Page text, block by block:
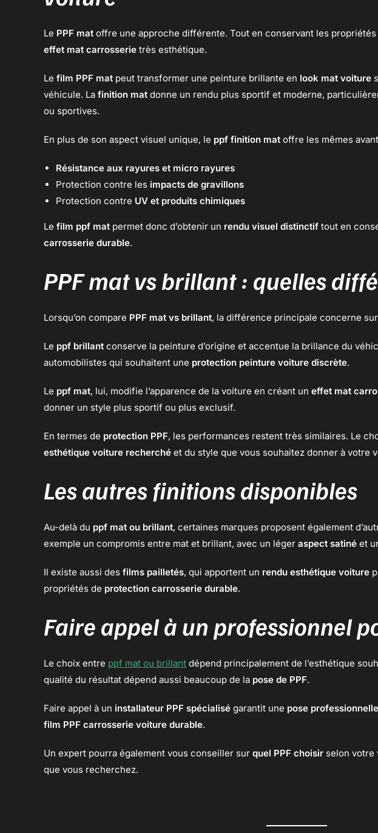
Le PPF mat offre une approche différente. Tout en conservant les propriétés
effet mat carrosserie très esthétique.
Le film PPF mat peut transformer une peinture brillante en look mat voiture
véhicule. La finition mat donne un rendu plus sportif et moderne,
ou sportives.
En plus de son aspect visuel unique, le ppf finition mat offre les mêmes
Résistance aux rayures et micro rayures
Protection contre les impacts de gravillons
Protection contre UV et produits chimiques
Le film ppf mat permet donc d’obtenir un rendu visuel distinctif tout en
carrosserie durable.
PPF mat vs brillant : quelles
Lorsqu’on compare PPF mat vs brillant, la différence principale concerne
Le ppf brillant conserve la peinture d’origine et accentue la brillance du
automobilistes qui souhaitent une protection peinture voiture discrète.
Le ppf mat, lui, modifie l’apparence de la voiture en créant un effet mat
donner un style plus sportif ou plus exclusif.
En termes de protection PPF, les performances restent très similaires. Le
esthétique voiture recherché et du style que vous souhaitez donner à votre
Les autres finitions disponibles
Au-delà du ppf mat ou brillant, certaines marques proposent également
exemple un compromis entre mat et brillant, avec un léger aspect satiné et
Il existe aussi des films pailletés, qui apportent un rendu esthétique voiture
propriétés de protection carrosserie durable.
Faire appel à un professionnel
Le choix entre ppf mat ou brillant dépend principalement de l’esthétique
qualité du résultat dépend aussi beaucoup de la pose de PPF.
Faire appel à un installateur PPF spécialisé garantit une pose professionnelle
film PPF carrosserie voiture durable.
Un expert pourra également vous conseiller sur quel PPF choisir selon votre
que vous recherchez.